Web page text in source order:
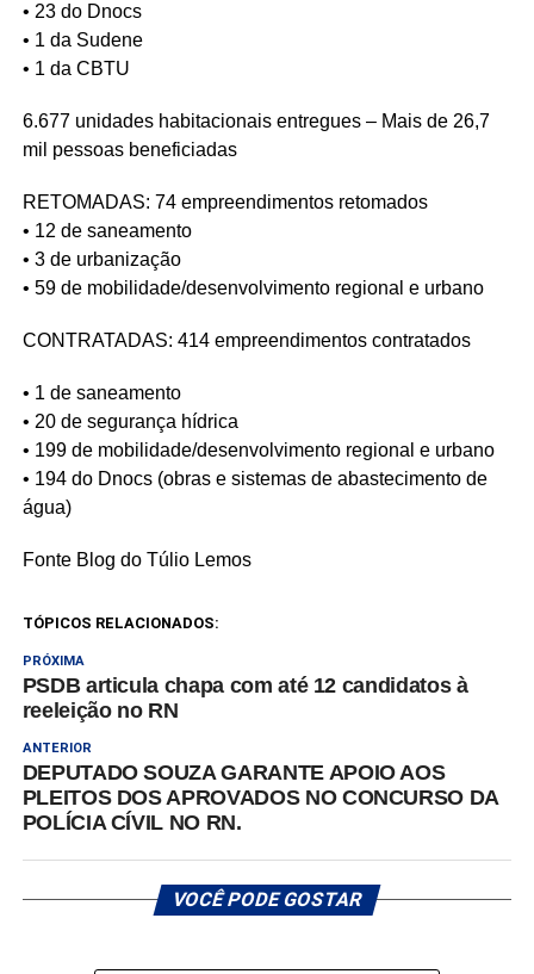
• 23 do Dnocs
• 1 da Sudene
• 1 da CBTU
6.677 unidades habitacionais entregues – Mais de 26,7
mil pessoas beneficiadas
RETOMADAS: 74 empreendimentos retomados
• 12 de saneamento
• 3 de urbanização
• 59 de mobilidade/desenvolvimento regional e urbano
CONTRATADAS: 414 empreendimentos contratados
• 1 de saneamento
• 20 de segurança hídrica
• 199 de mobilidade/desenvolvimento regional e urbano
• 194 do Dnocs (obras e sistemas de abastecimento de
água)
Fonte Blog do Túlio Lemos
TÓPICOS RELACIONADOS:
PRÓXIMA
PSDB articula chapa com até 12 candidatos à
reeleição no RN
ANTERIOR
DEPUTADO SOUZA GARANTE APOIO AOS
PLEITOS DOS APROVADOS NO CONCURSO DA
POLÍCIA CÍVIL NO RN.
VOCÊ PODE GOSTAR